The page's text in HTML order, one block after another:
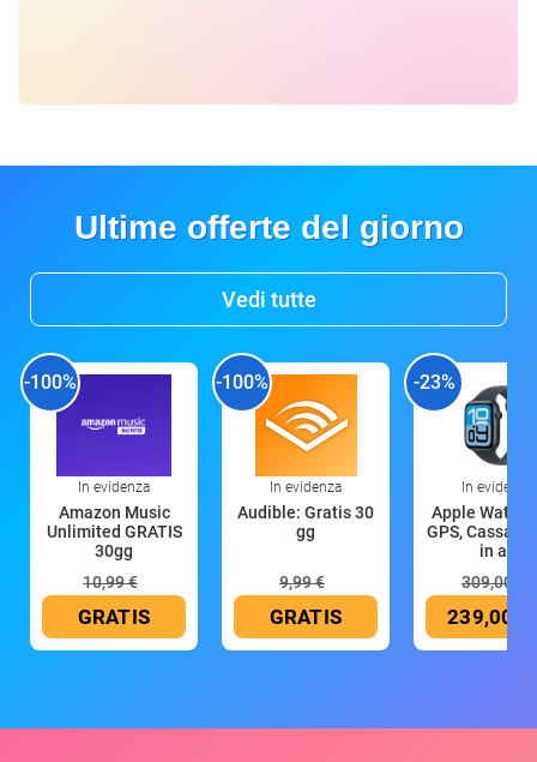
Ultime offerte del giorno
Vedi tutte
-100%
In evidenza
Amazon Music
Unlimited GRATIS
30gg
10,99 €
GRATIS
-100%
In evidenza
Audible: Gratis 30
gg
9,99 €
GRATIS
-23%
In evidenza
Apple Watch
GPS, Cassa
in all
309,00 €
239,00 €